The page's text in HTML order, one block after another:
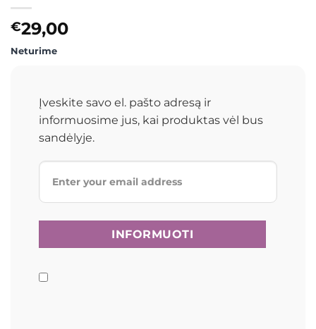
€29,00
Neturime
Įveskite savo el. pašto adresą ir
informuosime jus, kai produktas vėl bus
sandėlyje.